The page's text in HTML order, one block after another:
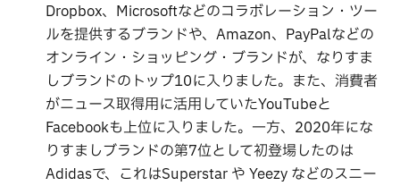
Dropbox、Microsoftなどのコラボレーション・ツー
ルを提供するブランドや、Amazon、PayPalなどの
オンライン・ショッピング・ブランドが、なりすま
しブランドのトップ10に入りました。また、消費者
がニュース取得用に活用していたYouTubeと
Facebookも上位に入りました。一方、2020年にな
りすましブランドの第7位として初登場したのは
Adidasで、これはSuperstar や Yeezy などのスニー